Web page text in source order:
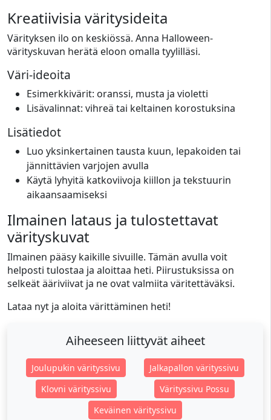
Kreatiivisia väritysideita
Värityksen ilo on keskiössä. Anna Halloween-
värityskuvan herätä eloon omalla tyylilläsi.
Väri-ideoita
Esimerkkivärit: oranssi, musta ja violetti
Lisävalinnat: vihreä tai keltainen korostuksina
Lisätiedot
Luo yksinkertainen tausta kuun, lepakoiden tai
jännittävien varjojen avulla
Käytä lyhyitä katkoviivoja kiillon ja tekstuurin
aikaansaamiseksi
Ilmainen lataus ja tulostettavat
värityskuvat
Ilmainen pääsy kaikille sivuille. Tämän avulla voit
helposti tulostaa ja aloittaa heti. Piirustuksissa on
selkeät ääriviivat ja ne ovat valmiita väritettäväksi.
Lataa nyt ja aloita värittäminen heti!
Aiheeseen liittyvät aiheet
Joulupukin värityssivu
Jalkapallon värityssivu
Klovni värityssivu
Värityssivu Possu
Keväinen värityssivu